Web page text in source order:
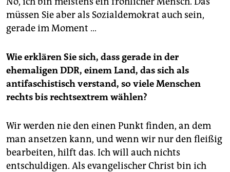
müssen Sie aber als Sozialdemokrat auch sein,
gerade im Moment …
Wie erklären Sie sich, dass gerade in der
ehemaligen DDR, einem Land, das sich als
antifaschistisch verstand, so viele Menschen
rechts bis rechtsextrem wählen?
Wir werden nie den einen Punkt finden, an dem
man ansetzen kann, und wenn wir nur den fleißig
bearbeiten, hilft das. Ich will auch nichts
entschuldigen. Als evangelischer Christ bin ich